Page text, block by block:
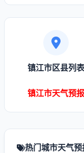
镇江市区县列表
镇江市天气预报
热门城市天气预